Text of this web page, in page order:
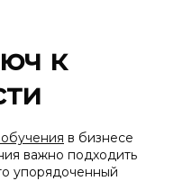
к
в бизнесе
важно подходить
упорядоченный